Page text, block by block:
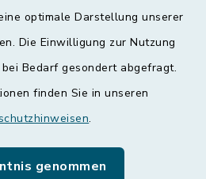
optimale Darstellung unserer
Die Einwilligung zur Nutzung
Bedarf gesondert abgefragt.
finden Sie in unseren
.
genommen
Kontakt